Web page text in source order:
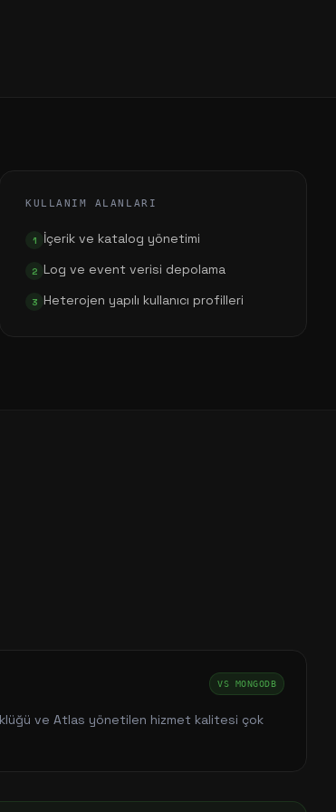
KULLANIM ALANLARI
1 İçerik ve katalog yönetimi
2 Log ve event verisi depolama
3 Heterojen yapılı kullanıcı profilleri
VS MONGODB
ve Atlas yönetilen hizmet kalitesi çok